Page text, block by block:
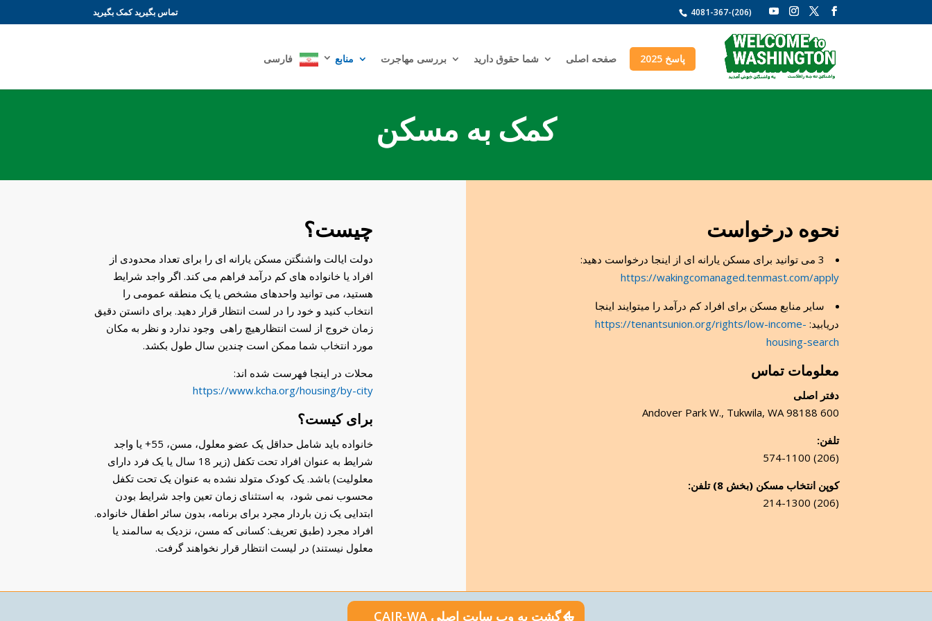
4081-367-(206) تماس بگیریدکمک بگیرید
پاسخ 2025 صفحه اصلی شما حقوق دارید بررسی مهاجرت منابع فارسی
کمک به مسکن
چیست؟
دولت ایالت واشنگتن مسکن یارانه ای را برای تعداد محدودی از
افراد یا خانواده های کم درآمد فراهم می کند. اگر واجد شرایط
هستید، می توانید واحدهای مشخص یا یک منطقه عمومی را
انتخاب کنید و خود را در لست انتظار قرار دهید. برای دانستن دقیق
زمان خروج از لست انتظارهیچ راهی وجود ندارد و نظر به مکان
مورد انتخاب شما ممکن است چندین سال طول بکشد.
محلات در اینجا فهرست شده اند:
https://www.kcha.org/housing/by-city
برای کیست؟
خانواده باید شامل حداقل یک عضو معلول، مسن، 55+ یا واجد
شرایط به عنوان افراد تحت تکفل (زیر 18 سال یا یک فرد دارای
معلولیت) باشد. یک کودک متولد نشده به عنوان یک تحت تکفل
محسوب نمی شود، به استثنای زمان تعین واجد شرایط بودن
ابتدایی یک زن باردار مجرد برای برنامه، بدون سائر اطفال خانواده.
افراد مجرد (طبق تعریف: کسانی که مسن، نزدیک به سالمند یا
معلول نیستند) در لیست انتظار قرار نخواهند گرفت.
نحوه درخواست
3 می توانید برای مسکن یارانه ای از اینجا درخواست دهید:
https://wakingcomanaged.tenmast.com/apply
سایر منابع مسکن برای افراد کم درآمد را میتوایند اینجا
دریابید: https://tenantsunion.org/rights/low-income-
housing-search
معلومات تماس
دفتر اصلی
600 Andover Park W., Tukwila, WA 98188
تلفن:
(206) 574-1100
کوپن انتخاب مسکن (بخش 8) تلفن:
(206) 214-1300
بازگشت به وب سایت اصلی CAIR-WA